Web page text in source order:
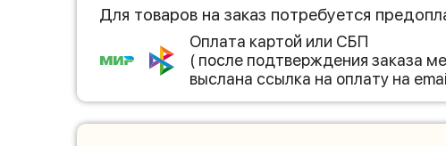
Для товаров на заказ потребуется
Оплата картой или СБП
( после подтверждения заказа
выслана ссылка на оплату на